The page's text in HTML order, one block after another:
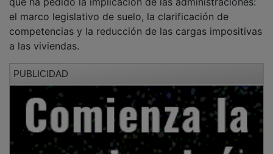
el marco legislativo de suelo, la clarificación de
competencias y la reducción de las cargas impositivas
a las viviendas.